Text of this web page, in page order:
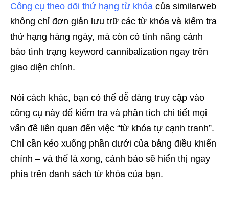
Công cụ theo dõi thứ hạng từ khóa của similarweb
không chỉ đơn giản lưu trữ các từ khóa và kiểm tra
thứ hạng hàng ngày, mà còn có tính năng cảnh
báo tình trạng keyword cannibalization ngay trên
giao diện chính.
Nói cách khác, bạn có thể dễ dàng truy cập vào
công cụ này để kiểm tra và phân tích chi tiết mọi
vấn đề liên quan đến việc “từ khóa tự cạnh tranh”.
Chỉ cần kéo xuống phần dưới của bảng điều khiển
chính – và thế là xong, cảnh báo sẽ hiển thị ngay
phía trên danh sách từ khóa của bạn.